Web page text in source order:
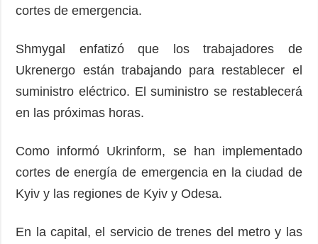
cortes de emergencia.
Shmygal enfatizó que los trabajadores de
Ukrenergo están trabajando para restablecer el
suministro eléctrico. El suministro se restablecerá
en las próximas horas.
Como informó Ukrinform, se han implementado
cortes de energía de emergencia en la ciudad de
Kyiv y las regiones de Kyiv y Odesa.
En la capital, el servicio de trenes del metro y las